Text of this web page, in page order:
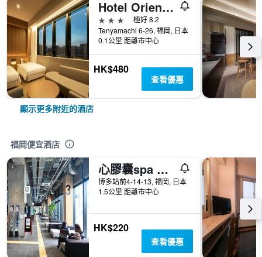
Hotel Oriental Express Fukuoka Nakasu Kawabata
3星級
極好 8.2
Tenyamachi 6-26, 福岡, 日本
0.1公里 距離市中心
HK$480
查看優惠
顯示更多附近的酒店
福岡便宜酒店
心膠囊spa 酒店
博多站前4-14-13, 福岡, 日本
1.5公里 距離市中心
HK$220
查看優惠